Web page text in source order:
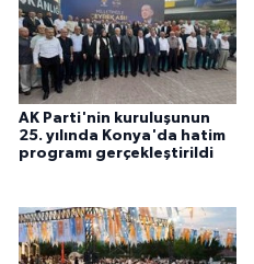
AK Parti'nin kuruluşunun
25. yılında Konya'da hatim
programı gerçekleştirildi